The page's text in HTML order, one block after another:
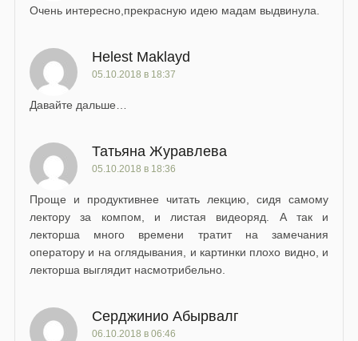
Очень интересно,прекрасную идею мадам выдвинула.
Helest Maklayd
05.10.2018 в 18:37
Давайте дальше…
Татьяна Журавлева
05.10.2018 в 18:36
Проще и продуктивнее читать лекцию, сидя самому
лектору за компом, и листая видеоряд. А так и
лекторша много времени тратит на замечания
оператору и на оглядывания, и картинки плохо видно, и
лекторша выглядит насмотрибельно.
Серджинио Абырвалг
06.10.2018 в 06:46